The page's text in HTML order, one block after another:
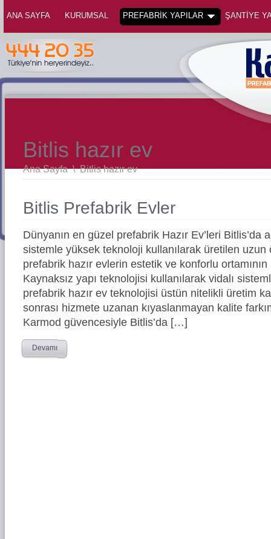
ANA SAYFA KURUMSAL PREFABRİK YAPILAR ŞANTİYE
Bitlis hazır ev
Ana Sayfa \Bitlis hazır ev
Bitlis Prefabrik Evler
Dünyanın en güzel prefabrik Hazır Ev’leri
sistemle yüksek teknoloji kullanılarak üretilen
prefabrik hazır evlerin estetik ve konforlu ortamının
Kaynaksız yapı teknolojisi kullanılarak vidalı
prefabrik hazır ev teknolojisi üstün nitelikli üretim
sonrası hizmete uzanan kıyaslanmayan kalite
Karmod güvencesiyle Bitlis’da […]
Devamı